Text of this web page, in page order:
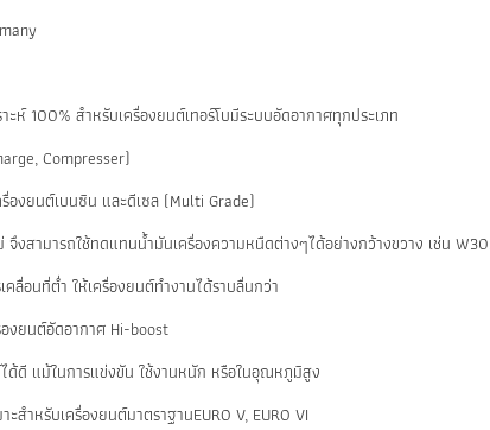
ะห์ 100% สำหรับเครื่องยนต์เทอร์โบมีระบบอัดอากาศทุกประเภท
Compresser)
องยนต์เบนซิน และดีเซล (Multi Grade)
จึงสามารถใช้ทดแทนน้ำมันเครื่องความหนืดต่างๆได้อย่างกว้างขวาง เช่น
ลื่อนที่ต่ำ ให้เครื่องยนต์ทำงานได้ราบลื่นกว่า
งยนต์อัดอากาศ Hi-boost
ด้ดี แม้ในการแข่งขัน ใช้งานหนัก หรือในอุณหภูมิสูง
สำหรับเครื่องยนต์มาตราฐานEURO V, EURO VI